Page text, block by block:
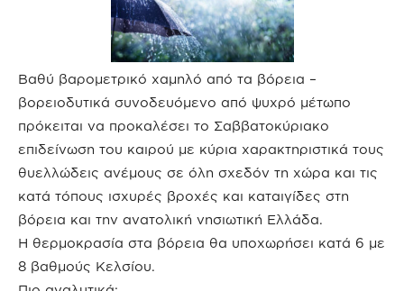
Βαθύ βαρομετρικό χαμηλό από τα βόρεια –
βορειοδυτικά συνοδευόμενο από ψυχρό μέτωπο
πρόκειται να προκαλέσει το Σαββατοκύριακο
επιδείνωση του καιρού με κύρια χαρακτηριστικά τους
θυελλώδεις ανέμους σε όλη σχεδόν τη χώρα και τις
κατά τόπους ισχυρές βροχές και καταιγίδες στη
βόρεια και την ανατολική νησιωτική Ελλάδα.
Η θερμοκρασία στα βόρεια θα υποχωρήσει κατά 6 με
8 βαθμούς Κελσίου.